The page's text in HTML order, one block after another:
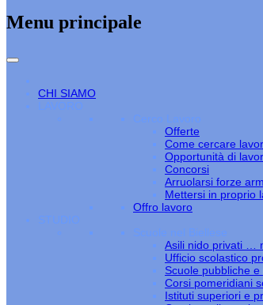
Menu principale
CHI SIAMO
LAVORO
Cerco Lavoro
Offerte
Come cercare
Opportunità di
Concorsi
Arruolarsi forze
Mettersi in proprio
Offro lavoro
STUDIO
Scuole nel Biellese
Asili nido privati …
Ufficio scolastico
Scuole pubbliche
Corsi pomeridiani
Istituti superiori e